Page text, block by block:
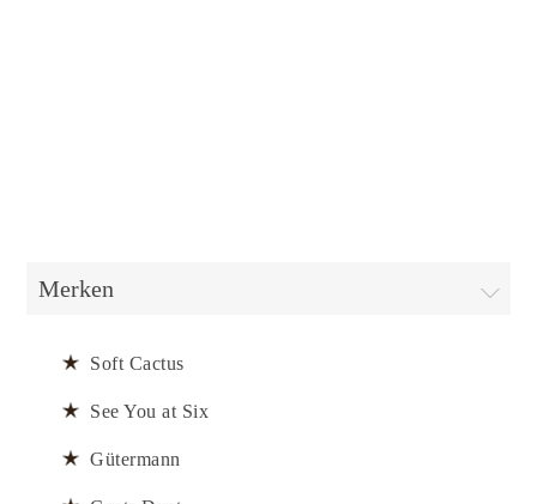
Merken
Soft Cactus
See You at Six
Gütermann